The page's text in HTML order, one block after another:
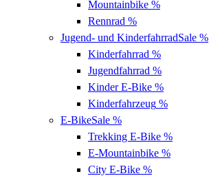
Mountainbike %
Rennrad %
Jugend- und KinderfahrradSale %
Kinderfahrrad %
Jugendfahrrad %
Kinder E-Bike %
Kinderfahrzeug %
E-BikeSale %
Trekking E-Bike %
E-Mountainbike %
City E-Bike %